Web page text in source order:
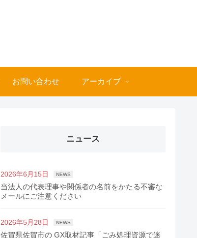
お問い合わせ アーカイブ
ニュース
2026年6月15日 NEWS
当法人の代表理事や関係者の名前をかたる不審な
メールにご注意ください
2026年5月28日 NEWS
佐賀県佐賀市の GX取材記事「ごみ処理資源で迷